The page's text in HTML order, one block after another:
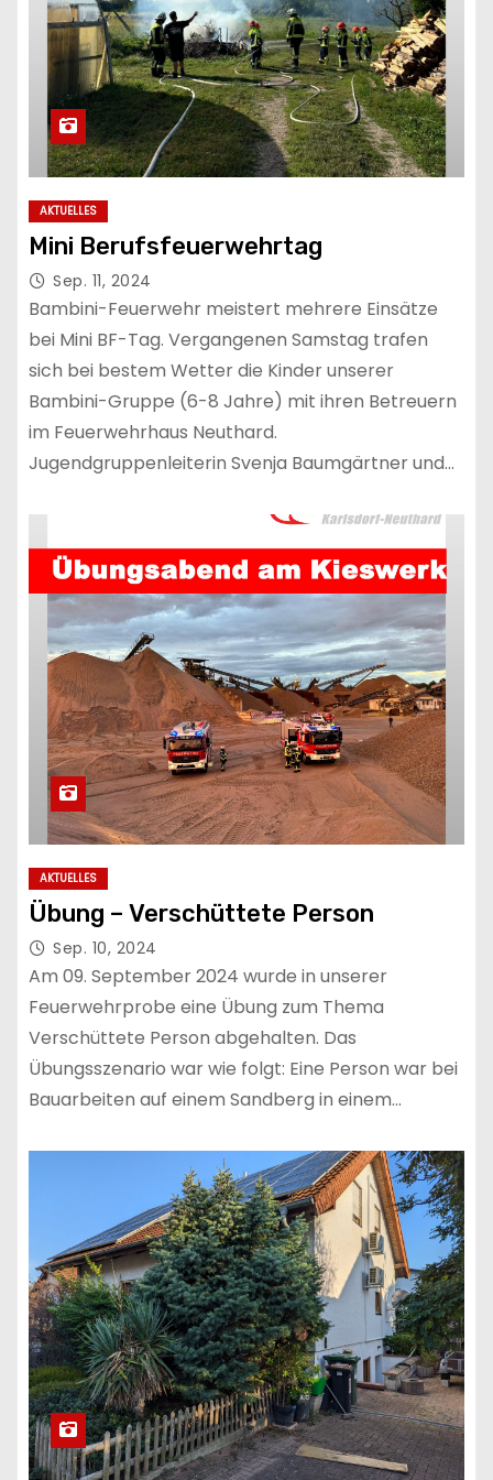
AKTUELLES
Mini Berufsfeuerwehrtag
Sep. 11, 2024
Bambini-Feuerwehr meistert mehrere Einsätze
bei Mini BF-Tag. Vergangenen Samstag trafen
sich bei bestem Wetter die Kinder unserer
Bambini-Gruppe (6-8 Jahre) mit ihren Betreuern
im Feuerwehrhaus Neuthard.
Jugendgruppenleiterin Svenja Baumgärtner und…
AKTUELLES
Übung – Verschüttete Person
Sep. 10, 2024
Am 09. September 2024 wurde in unserer
Feuerwehrprobe eine Übung zum Thema
Verschüttete Person abgehalten. Das
Übungsszenario war wie folgt: Eine Person war bei
Bauarbeiten auf einem Sandberg in einem…